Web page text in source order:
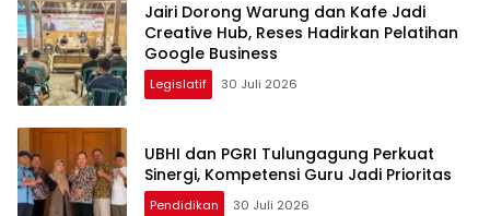
Jairi Dorong Warung dan Kafe Jadi
Creative Hub, Reses Hadirkan Pelatihan
Google Business
Legislatif 30 Juli 2026
UBHI dan PGRI Tulungagung Perkuat
Sinergi, Kompetensi Guru Jadi Prioritas
Pendidikan 30 Juli 2026